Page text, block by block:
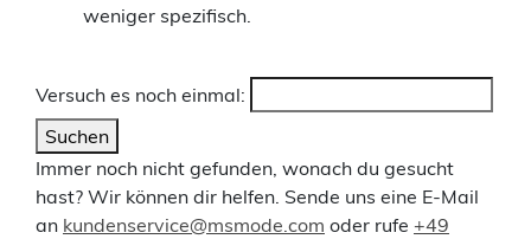
weniger spezifisch.
Versuch es noch einmal:
Suchen
Immer noch nicht gefunden, wonach du gesucht
hast? Wir können dir helfen. Sende uns eine E-Mail
an kundenservice@msmode.com oder rufe +49